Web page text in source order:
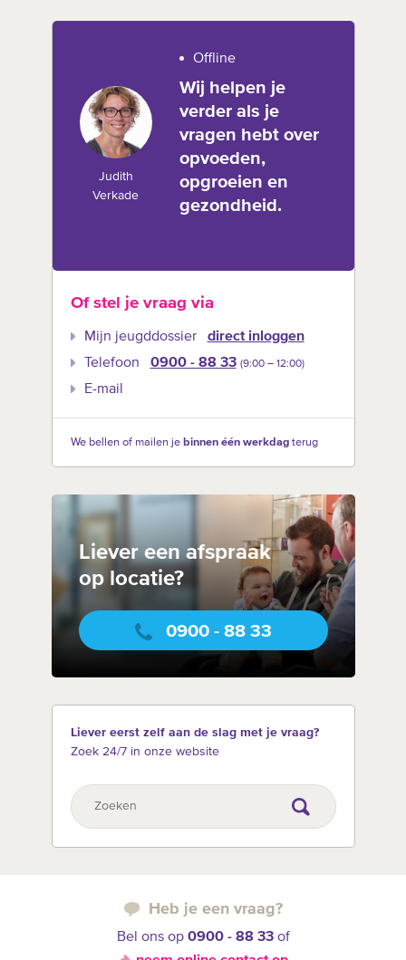
Judith
Verkade
Offline
Wij helpen je
verder als je
vragen hebt over
opvoeden,
opgroeien en
gezondheid.
Of stel je vraag via
Mijn jeugddossier
direct inloggen
Telefoon
0900 - 88 33 (9:00 –‍ 12:00)
E-mail
We bellen of mailen je binnen één werkdagterug
Liever een afspraak
op locatie?
0900 - 88 33
Liever eerst zelf aan de slag met je vraag?
Zoek 24/7 in onze website
Heb je een vraag?
Bel ons op 0900 - 88 33of